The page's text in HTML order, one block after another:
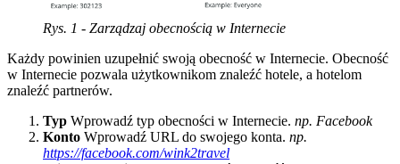
Rys. 1 - Zarządzaj obecnością w Internecie
Każdy powinien uzupełnić swoją obecność w Internecie. Obecność
w Internecie pozwala użytkownikom znaleźć hotele, a hotelom
znaleźć partnerów.
Typ Wprowadź typ obecności w Internecie. np. Facebook
Konto Wprowadź URL do swojego konta. np.
https://facebook.com/wink2travel